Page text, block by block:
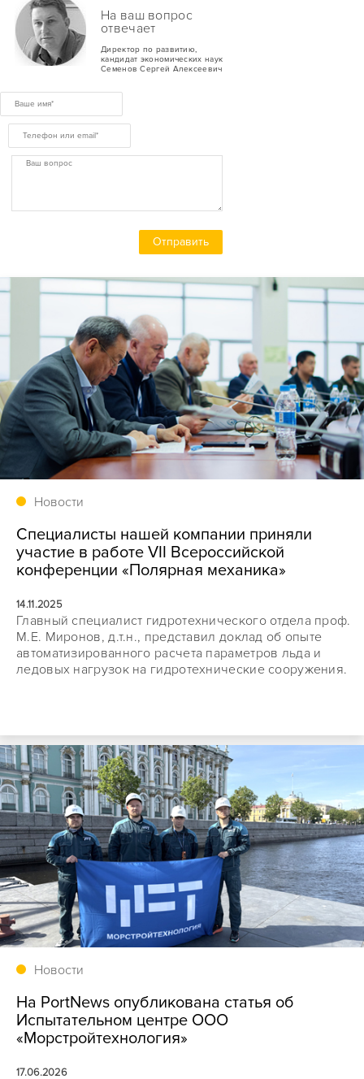
На ваш вопрос
отвечает
Директор по развитию,
кандидат экономических наук
Семенов Сергей Алексеевич
Новости
Специалисты нашей компании приняли
участие в работе VII Всероссийской
конференции «Полярная механика»
14.11.2025
Главный специалист гидротехнического отдела проф.
М.Е. Миронов, д.т.н., представил доклад об опыте
автоматизированного расчета параметров льда и
ледовых нагрузок на гидротехнические сооружения.
Новости
На PortNews опубликована статья об
Испытательном центре ООО
«Морстройтехнология»
17.06.2026